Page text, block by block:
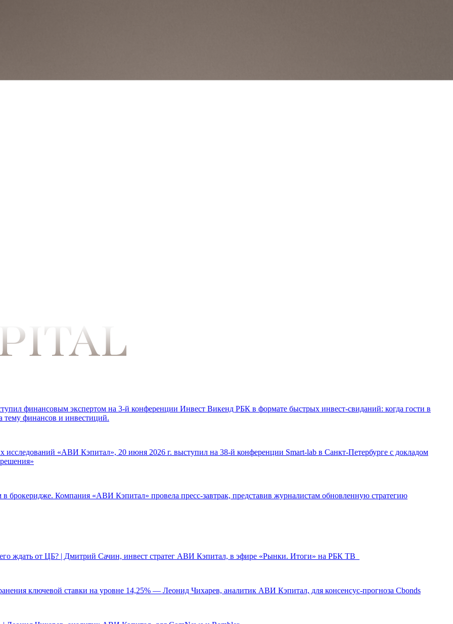
финансовым экспертом на 3-й конференции Инвест Викенд РБК в формате быстрых инвест-свиданий: когда гости в
тему финансов и инвестиций.
исследований «АВИ Кэпитал», 20 июня 2026 г. выступил на 38-й конференции Smart-lab в Санкт-Петербурге с докладом
в брокеридже. Компания «АВИ Кэпитал» провела пресс-завтрак, представив журналистам обновленную стратегию
ждать от ЦБ? | Дмитрий Сачин, инвест стратег АВИ Кэпитал, в эфире «Рынки. Итоги» на РБК ТВ
ключевой ставки на уровне 14,25% — Леонид Чихарев, аналитик АВИ Кэпитал, для консенсус-прогноза Cbonds